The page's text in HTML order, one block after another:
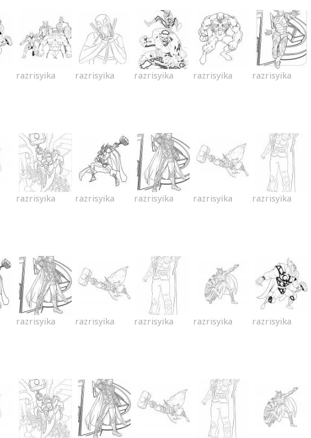
razrisyika razrisyika razrisyika razrisyika razrisyika
razrisyika razrisyika razrisyika razrisyika razrisyika
razrisyika razrisyika razrisyika razrisyika razrisyika